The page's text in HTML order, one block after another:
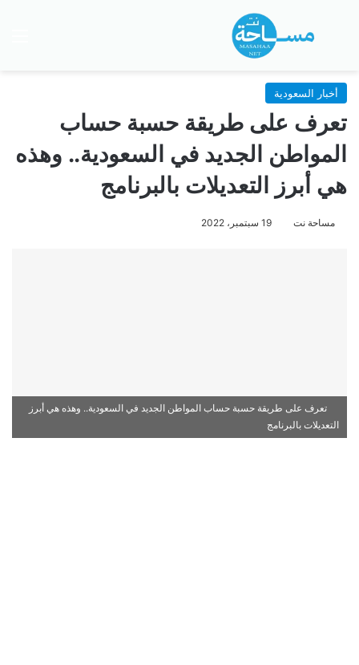
بحث عن
أخبار السعودية
تعرف على طريقة حسبة حساب
المواطن الجديد في السعودية.. وهذه
هي أبرز التعديلات بالبرنامج
مساحة نت 19 سبتمبر، 2022
تعرف على طريقة حسبة حساب المواطن الجديد في السعودية.. وهذه هي أبرز
التعديلات بالبرنامج